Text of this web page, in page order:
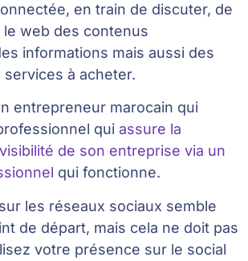
en train de discuter, de
web des contenus
informations mais aussi des
à acheter.
entrepreneur marocain qui
qui assure la
de son entreprise via un
qui fonctionne.
les réseaux sociaux semble
de départ, mais cela ne doit pas
votre présence sur le social